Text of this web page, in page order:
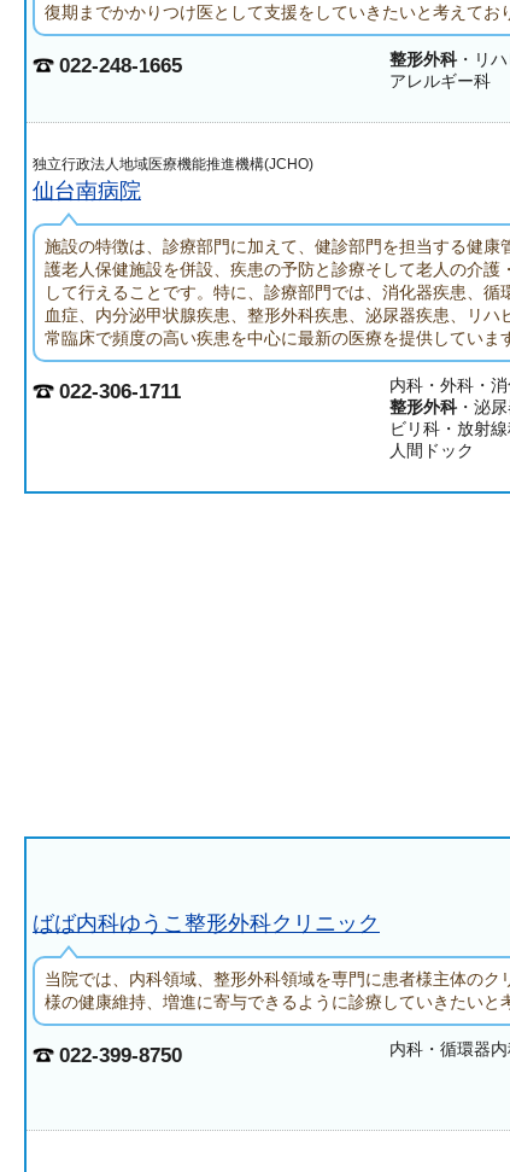
復期までかかりつけ医として支援をしていきたいと考えてお
022-248-1665 整形外科・リ
アレルギー科
独立行政法人地域医療機能推進機構(JCHO)
仙台南病院
施設の特徴は、診療部門に加えて、健診部門を担当する健康
護老人保健施設を併設、疾患の予防と診療そして老人の介護
して行えることです。特に、診療部門では、消化器疾患、循
血症、内分泌甲状腺疾患、整形外科疾患、泌尿器疾患、リハ
常臨床で頻度の高い疾患を中心に最新の医療を提供していま
022-306-1711
内科・外科・
整形外科・泌
ビリ科・放射
人間ドック
ばば内科ゆうこ整形外科クリニック
当院では、内科領域、整形外科領域を専門に患者様主体のク
様の健康維持、増進に寄与できるように診療していきたいと
022-399-8750 内科・循環器